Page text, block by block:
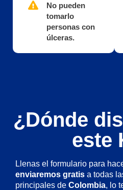
No pueden
tomarlo
personas con
úlceras.
¿Dónde
este
Llenas el formulario para
enviaremos gratis a todas
principales de Colombia, lo